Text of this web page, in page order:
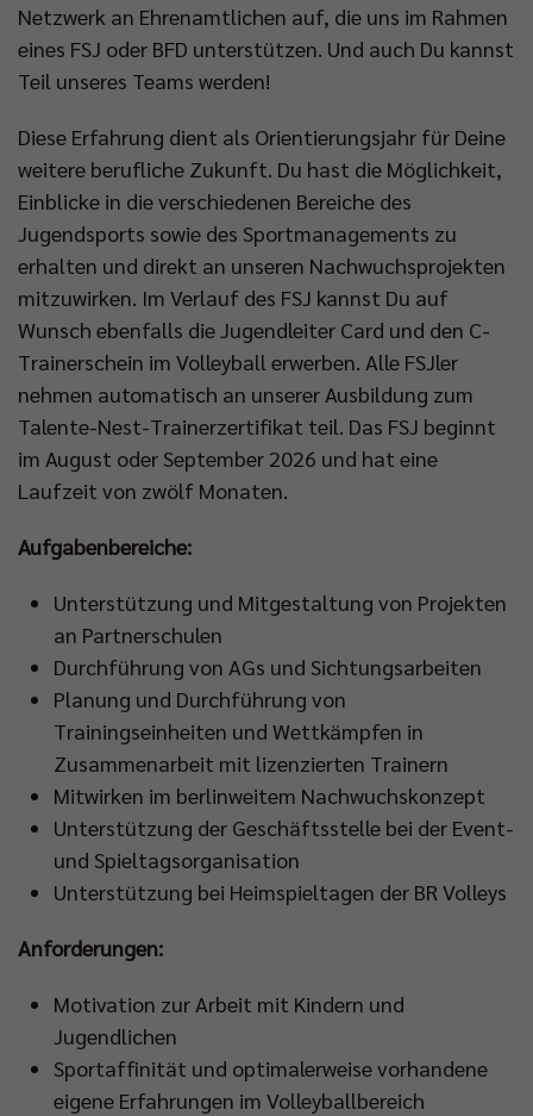
Netzwerk an Ehrenamtlichen auf, die uns im Rahmen
eines FSJ oder BFD unterstützen. Und auch Du kannst
Teil unseres Teams werden!
Diese Erfahrung dient als Orientierungsjahr für Deine
weitere berufliche Zukunft. Du hast die Möglichkeit,
Einblicke in die verschiedenen Bereiche des
Jugendsports sowie des Sportmanagements zu
erhalten und direkt an unseren Nachwuchsprojekten
mitzuwirken. Im Verlauf des FSJ kannst Du auf
Wunsch ebenfalls die Jugendleiter Card und den C-
Trainerschein im Volleyball erwerben. Alle FSJler
nehmen automatisch an unserer Ausbildung zum
Talente-Nest-Trainerzertifikat teil. Das FSJ beginnt
im August oder September 2026 und hat eine
Laufzeit von zwölf Monaten.
Aufgabenbereiche:
Unterstützung und Mitgestaltung von Projekten
an Partnerschulen
Durchführung von AGs und Sichtungsarbeiten
Planung und Durchführung von
Trainingseinheiten und Wettkämpfen in
Zusammenarbeit mit lizenzierten Trainern
Mitwirken im berlinweitem Nachwuchskonzept
Unterstützung der Geschäftsstelle bei der Event-
und Spieltagsorganisation
Unterstützung bei Heimspieltagen der BR Volleys
Anforderungen:
Motivation zur Arbeit mit Kindern und
Jugendlichen
Sportaffinität und optimalerweise vorhandene
eigene Erfahrungen im Volleyballbereich